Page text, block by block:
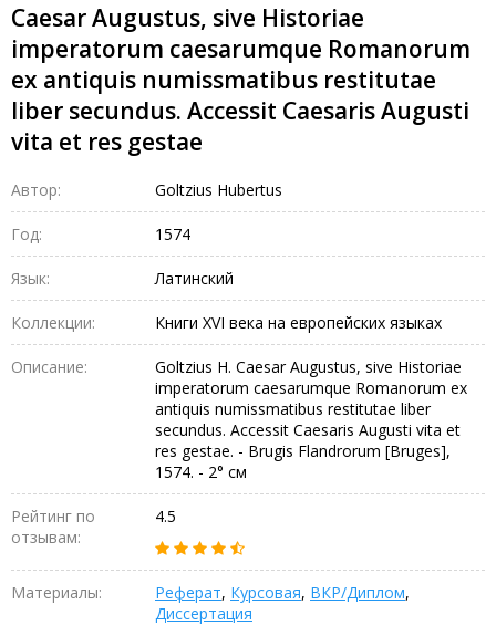
Caesar Augustus, sive Historiae
imperatorum caesarumque Romanorum
ex antiquis numissmatibus restitutae
liber secundus. Accessit Caesaris Augusti
vita et res gestae
Автор: Goltzius Hubertus
Год: 1574
Язык: Латинский
Коллекции: Книги XVI века на европейских языках
Описание:
Goltzius H. Caesar Augustus, sive Historiae
imperatorum caesarumque Romanorum ex
antiquis numissmatibus restitutae liber
secundus. Accessit Caesaris Augusti vita et
res gestae. - Brugis Flandrorum [Bruges],
1574. - 2° см
Рейтинг по
отзывам:
4.5
Материалы: Реферат, Курсовая, ВКР/Диплом,
Диссертация